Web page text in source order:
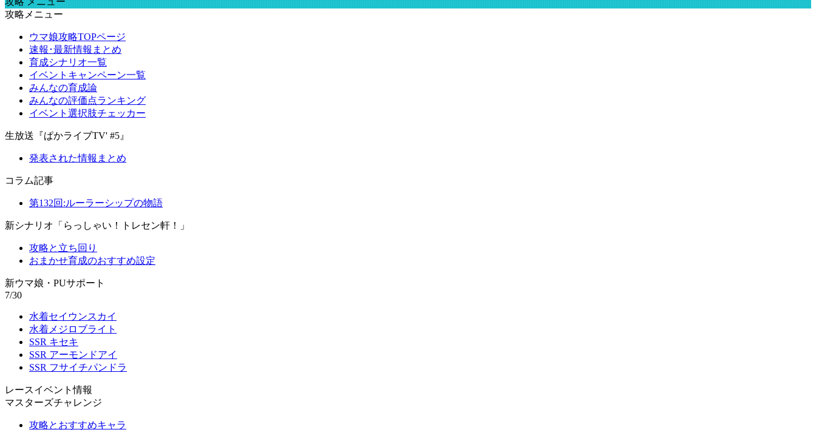
攻略メニュー
ウマ娘攻略TOPページ
速報･最新情報まとめ
育成シナリオ一覧
イベントキャンペーン一覧
みんなの育成論
みんなの評価点ランキング
イベント選択肢チェッカー
生放送『ぱかライブTV' #5』
発表された情報まとめ
コラム記事
第132回:ルーラーシップの物語
新シナリオ「らっしゃい！トレセン軒！」
攻略と立ち回り
おまかせ育成のおすすめ設定
新ウマ娘・PUサポート
7/30
水着セイウンスカイ
水着メジロブライト
SSR キセキ
SSR アーモンドアイ
SSR フサイチパンドラ
レースイベント情報
マスターズチャレンジ
攻略とおすすめキャラ